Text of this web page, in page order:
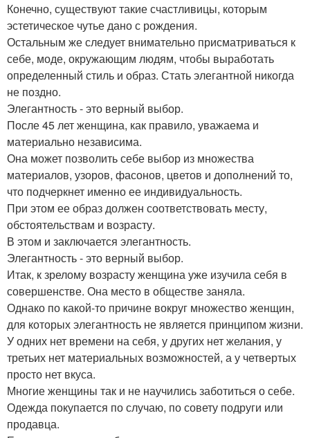
Конечно, существуют такие счастливицы, которым
эстетическое чутье дано с рождения.
Остальным же следует внимательно присматриваться к
себе, моде, окружающим людям, чтобы выработать
определенный стиль и образ. Стать элегантной никогда
не поздно.
Элегантность - это верный выбор.
После 45 лет женщина, как правило, уважаема и
материально независима.
Она может позволить себе выбор из множества
материалов, узоров, фасонов, цветов и дополнений то,
что подчеркнет именно ее индивидуальность.
При этом ее образ должен соответствовать месту,
обстоятельствам и возрасту.
В этом и заключается элегантность.
Элегантность - это верный выбор.
Итак, к зрелому возрасту женщина уже изучила себя в
совершенстве. Она место в обществе заняла.
Однако по какой-то причине вокруг множество женщин,
для которых элегантность не является принципом жизни.
У одних нет времени на себя, у других нет желания, у
третьих нет материальных возможностей, а у четвертых
просто нет вкуса.
Многие женщины так и не научились заботиться о себе.
Одежда покупается по случаю, по совету подруги или
продавца.